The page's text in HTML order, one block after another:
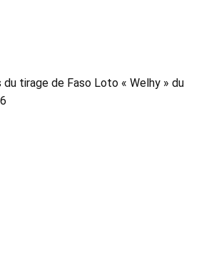
du tirage de Faso Loto « Welhy » du